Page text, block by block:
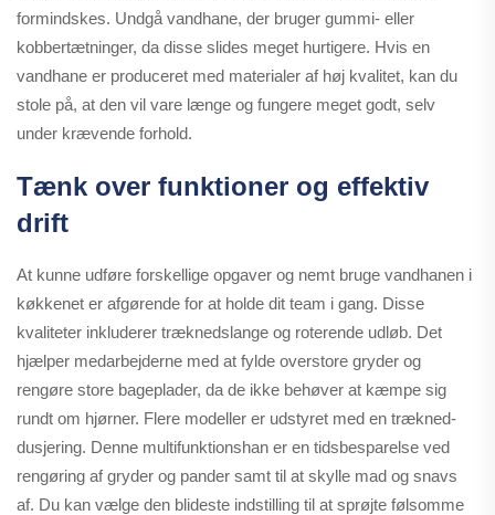
formindskes. Undgå vandhane, der bruger gummi- eller
kobbertætninger, da disse slides meget hurtigere. Hvis en
vandhane er produceret med materialer af høj kvalitet, kan du
stole på, at den vil vare længe og fungere meget godt, selv
under krævende forhold.
Tænk over funktioner og effektiv
drift
At kunne udføre forskellige opgaver og nemt bruge vandhanen i
køkkenet er afgørende for at holde dit team i gang. Disse
kvaliteter inkluderer træknedslange og roterende udløb. Det
hjælper medarbejderne med at fylde overstore gryder og
rengøre store bageplader, da de ikke behøver at kæmpe sig
rundt om hjørner. Flere modeller er udstyret med en trækned-
dusjering. Denne multifunktionshan er en tidsbesparelse ved
rengøring af gryder og pander samt til at skylle mad og snavs
af. Du kan vælge den blideste indstilling til at sprøjte følsomme